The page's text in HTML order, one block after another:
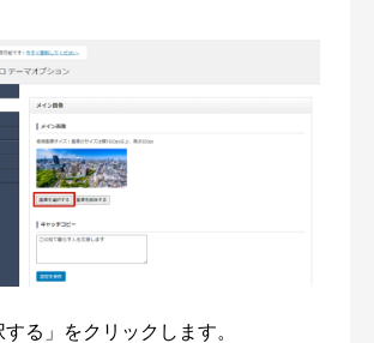
する」をクリックします。